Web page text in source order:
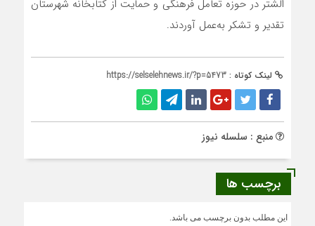
الشتر در حوزه تعامل فرهنگی و حمایت از کتابخانه‌ شهرستان
تقدیر و تشکر به‌عمل آوردند.
لینک کوتاه : https://selselehnews.ir/?p=5473
منبع : سلسله نیوز
برچسب ها
این مطلب بدون برچسب می باشد.